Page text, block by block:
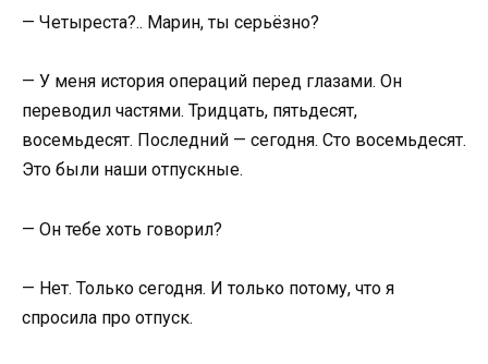
— Четыреста?.. Марин, ты серьёзно?
— У меня история операций перед глазами. Он
переводил частями. Тридцать, пятьдесят,
восемьдесят. Последний — сегодня. Сто восемьдесят.
Это были наши отпускные.
— Он тебе хоть говорил?
— Нет. Только сегодня. И только потому, что я
спросила про отпуск.